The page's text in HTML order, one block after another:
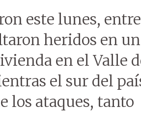
este lunes, entre
heridos en un
en el Valle
el sur del
los ataques, tanto